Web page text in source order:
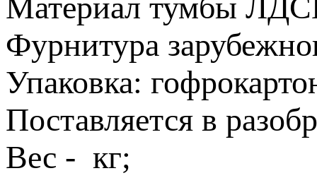
Материал тумбы
Фурнитура
Упаковка:
Поставляется в
Вес - кг;